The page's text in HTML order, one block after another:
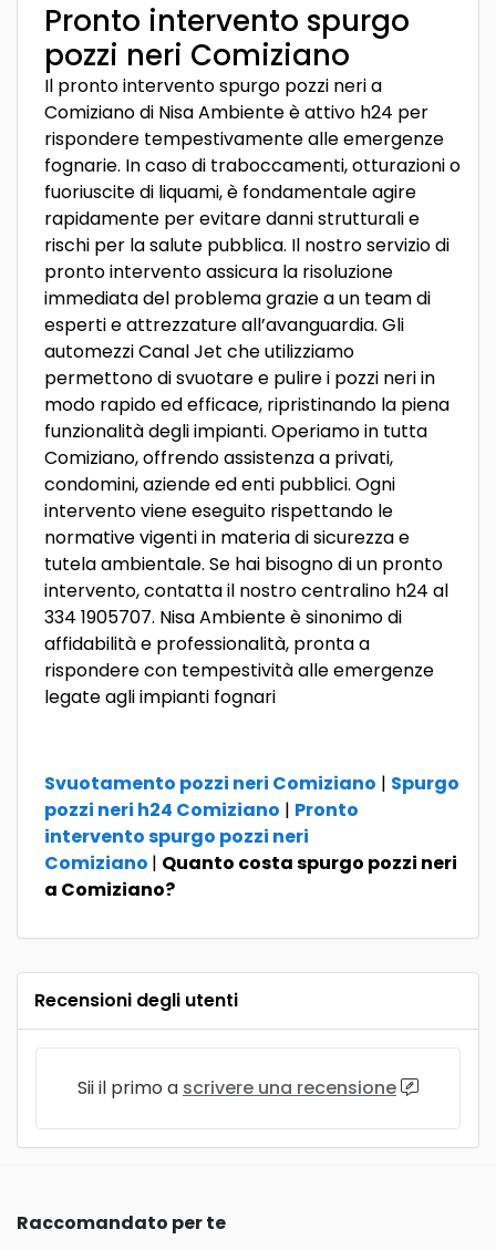
Pronto intervento spurgo
pozzi neri Comiziano
Il pronto intervento spurgo pozzi neri a
Comiziano di Nisa Ambiente è attivo h24 per
rispondere tempestivamente alle emergenze
fognarie. In caso di traboccamenti, otturazioni o
fuoriuscite di liquami, è fondamentale agire
rapidamente per evitare danni strutturali e
rischi per la salute pubblica. Il nostro servizio di
pronto intervento assicura la risoluzione
immediata del problema grazie a un team di
esperti e attrezzature all’avanguardia. Gli
automezzi Canal Jet che utilizziamo
permettono di svuotare e pulire i pozzi neri in
modo rapido ed efficace, ripristinando la piena
funzionalità degli impianti. Operiamo in tutta
Comiziano, offrendo assistenza a privati,
condomini, aziende ed enti pubblici. Ogni
intervento viene eseguito rispettando le
normative vigenti in materia di sicurezza e
tutela ambientale. Se hai bisogno di un pronto
intervento, contatta il nostro centralino h24 al
334 1905707. Nisa Ambiente è sinonimo di
affidabilità e professionalità, pronta a
rispondere con tempestività alle emergenze
legate agli impianti fognari
Svuotamento pozzi neri Comiziano | Spurgo
pozzi neri h24 Comiziano | Pronto
intervento spurgo pozzi neri
Comiziano | Quanto costa spurgo pozzi neri
a Comiziano?
Recensioni degli utenti
Sii il primo a scrivere una recensione
Raccomandato per te